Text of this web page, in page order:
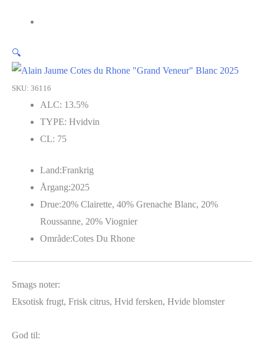
🔍
SKU: 36116
ALC: 13.5%
TYPE: Hvidvin
CL: 75
Land:Frankrig
Årgang:2025
Drue:20% Clairette, 40% Grenache Blanc, 20%
Roussanne, 20% Viognier
Område:Cotes Du Rhone
Smags noter:
Eksotisk frugt, Frisk citrus, Hvid fersken, Hvide blomster
God til: